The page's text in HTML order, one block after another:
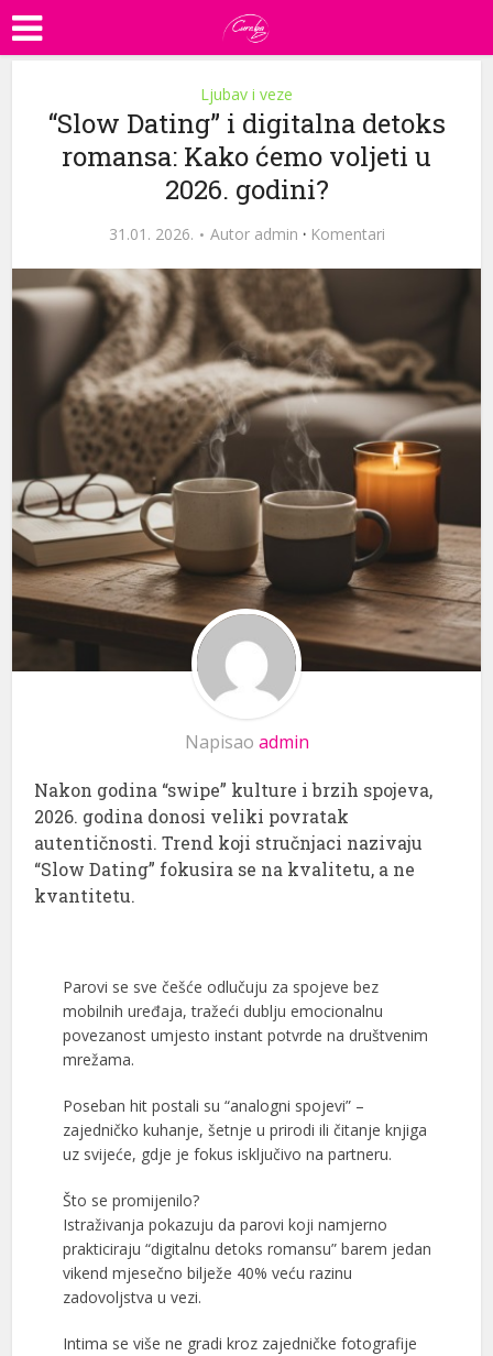
Ljubav i veze
“Slow Dating” i digitalna detoks
romansa: Kako ćemo voljeti u
2026. godini?
31.01. 2026. Autor admin · Komentari
Napisao admin
Nakon godina “swipe” kulture i brzih spojeva,
2026. godina donosi veliki povratak
autentičnosti. Trend koji stručnjaci nazivaju
“Slow Dating” fokusira se na kvalitetu, a ne
kvantitetu.
Parovi se sve češće odlučuju za spojeve bez
mobilnih uređaja, tražeći dublju emocionalnu
povezanost umjesto instant potvrde na društvenim
mrežama.
Poseban hit postali su “analogni spojevi” –
zajedničko kuhanje, šetnje u prirodi ili čitanje knjiga
uz svijeće, gdje je fokus isključivo na partneru.
Što se promijenilo?
Istraživanja pokazuju da parovi koji namjerno
prakticiraju “digitalnu detoks romansu” barem jedan
vikend mjesečno bilježe 40% veću razinu
zadovoljstva u vezi.
Intima se više ne gradi kroz zajedničke fotografije